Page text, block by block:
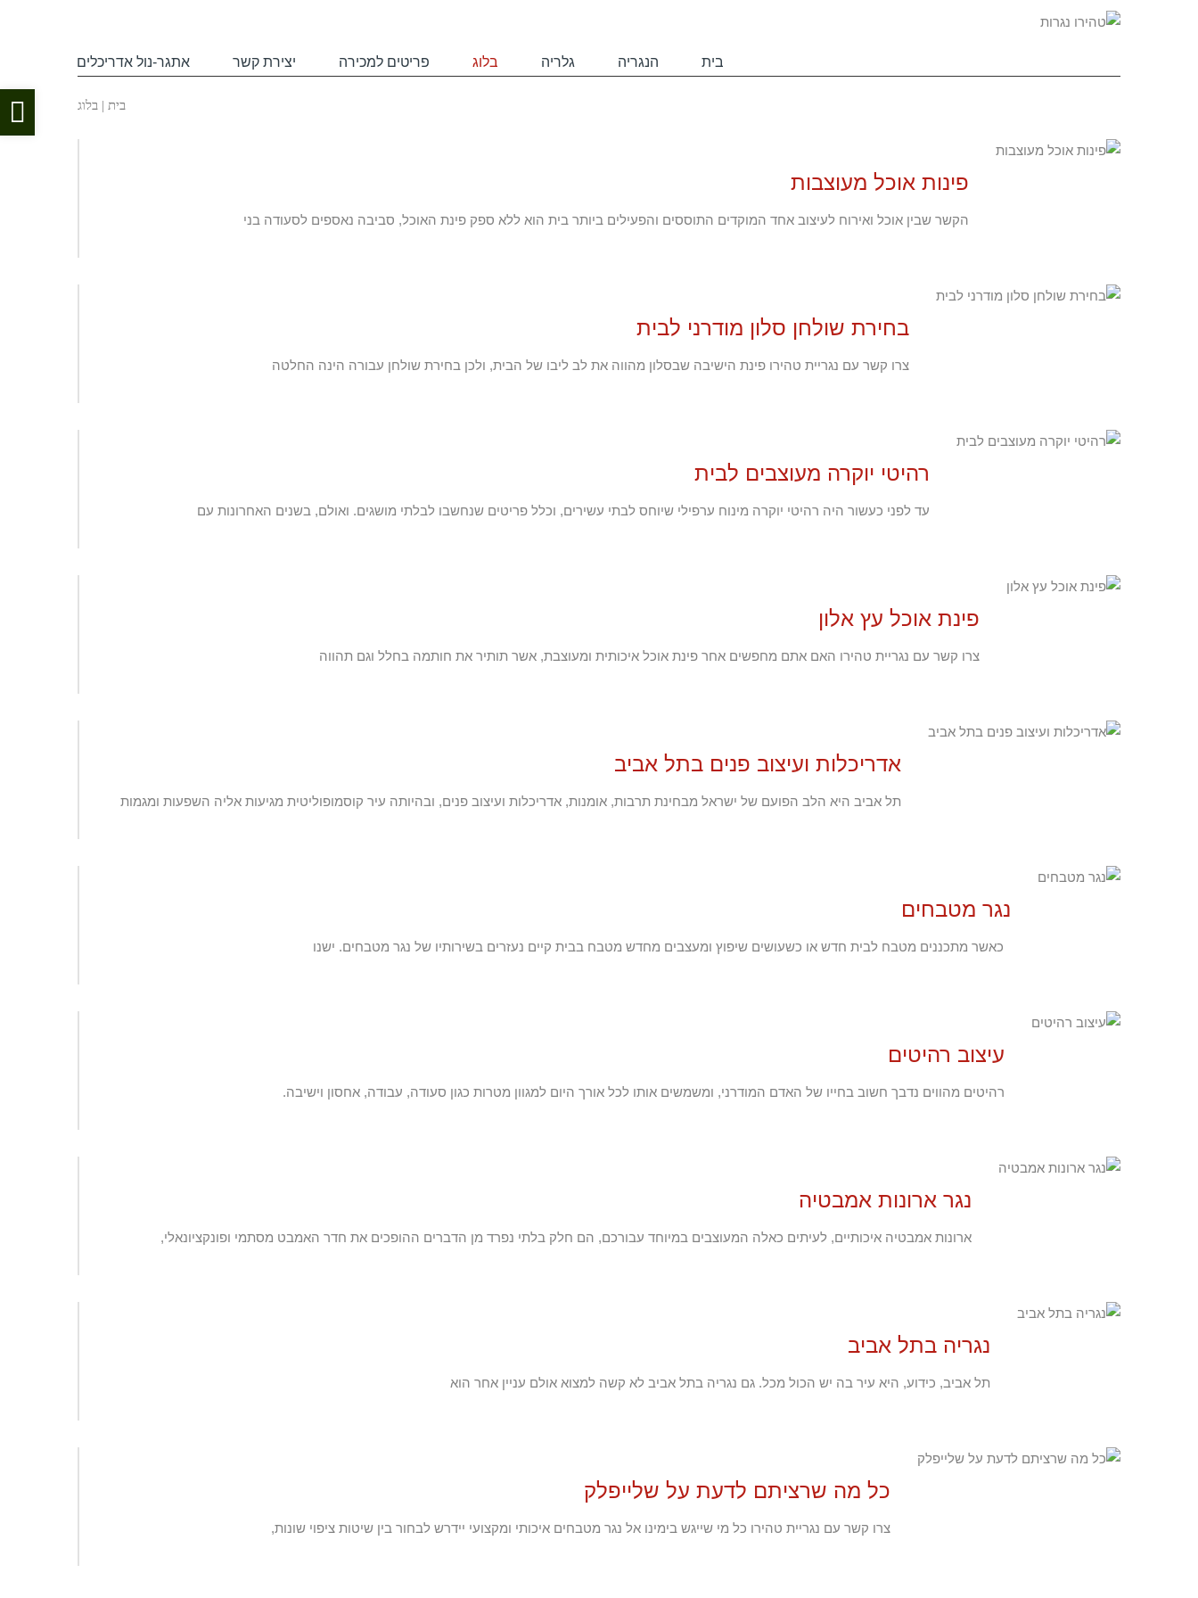
בית הנגריה גלריה בלוג פריטים למכירה יצירת קשר אתגר-נול אדריכלים בלוג
בית | בלוג
פינות אוכל מעוצבות
הקשר שבין אוכל ואירוח לעיצוב אחד המוקדים התוססים והפעילים ביותר בית הוא ללא ספק פינת האוכל, סביבה נאספים לסעודה בני
בחירת שולחן סלון מודרני לבית
צרו קשר עם נגריית טהירו פינת הישיבה שבסלון מהווה את לב ליבו של הבית, ולכן בחירת שולחן עבורה הינה החלטה
רהיטי יוקרה מעוצבים לבית
עד לפני כעשור היה רהיטי יוקרה מינוח ערפילי שיוחס לבתי עשירים, וכלל פריטים שנחשבו לבלתי מושגים. ואולם, בשנים האחרונות עם
פינת אוכל עץ אלון
צרו קשר עם נגריית טהירו האם אתם מחפשים אחר פינת אוכל איכותית ומעוצבת, אשר תותיר את חותמה בחלל וגם תהווה
אדריכלות ועיצוב פנים בתל אביב
תל אביב היא הלב הפועם של ישראל מבחינת תרבות, אומנות, אדריכלות ועיצוב פנים, ובהיותה עיר קוסמופוליטית מגיעות אליה השפעות ומגמות
נגר מטבחים
כאשר מתכננים מטבח לבית חדש או כשעושים שיפוץ ומעצבים מחדש מטבח בבית קיים נעזרים בשירותיו של נגר מטבחים. ישנו
עיצוב רהיטים
רהיטים מהווים נדבך חשוב בחייו של האדם המודרני, ומשמשים אותו לכל אורך היום למגוון מטרות כגון סעודה, עבודה, אחסון וישיבה.
נגר ארונות אמבטיה
ארונות אמבטיה איכותיים, לעיתים כאלה המעוצבים במיוחד עבורכם, הם חלק בלתי נפרד מן הדברים ההופכים את חדר האמבט מסתמי ופונקציונאלי,
נגריה בתל אביב
תל אביב, כידוע, היא עיר בה יש הכול מכל. גם נגריה בתל אביב לא קשה למצוא אולם עניין אחר הוא
כל מה שרציתם לדעת על שלייפלק
צרו קשר עם נגריית טהירו כל מי שייגש בימינו אל נגר מטבחים איכותי ומקצועי יידרש לבחור בין שיטות ציפוי שונות,